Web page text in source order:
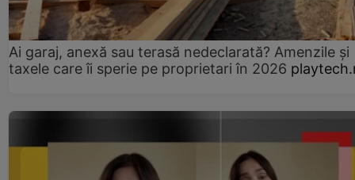
Ai garaj, anexă sau terasă nedeclarată? Amenzile și
taxele care îi sperie pe proprietari în 2026